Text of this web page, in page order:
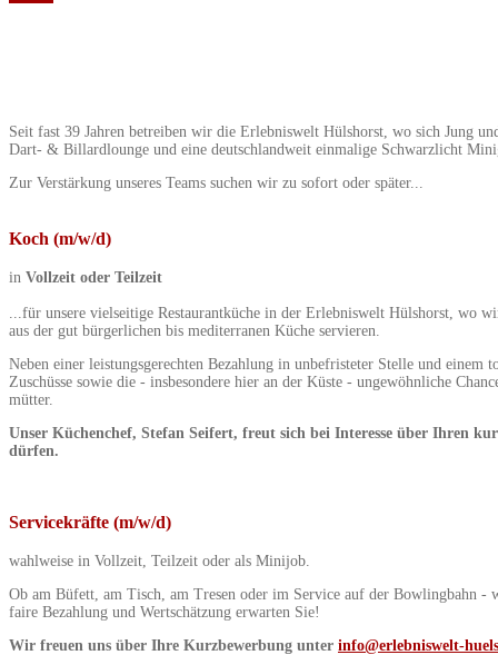
Seit fast 39 Jahren betreiben wir die Erlebniswelt Hülshorst, wo sich Jung
Dart- & Billardlounge und eine deutschlandweit einmalige Schwarzlicht
Zur Verstärkung unseres Teams suchen wir zu sofort oder später...
Koch (m/w/d)
in Vollzeit oder Teilzeit
...für unsere vielseitige Restaurantküche in der Erlebniswelt Hülshorst, wo
aus der gut bürgerlichen bis mediterranen Küche servieren.
Neben einer leistungsgerechten Bezahlung in unbefristeter Stelle und
Zuschüsse sowie die - insbesondere hier an der Küste - ungewöhnliche
mütter.
Unser Küchenchef, Stefan Seifert, freut sich bei Interesse über Ihren
dürfen.
Servicekräfte (m/w/d)
wahlweise in Vollzeit, Teilzeit oder als Minijob.
Ob am Büfett, am Tisch, am Tresen oder im Service auf der Bowlingbahn -
faire Bezahlung und Wertschätzung erwarten Sie!
Wir freuen uns über Ihre Kurzbewerbung unter info@erlebniswelt-